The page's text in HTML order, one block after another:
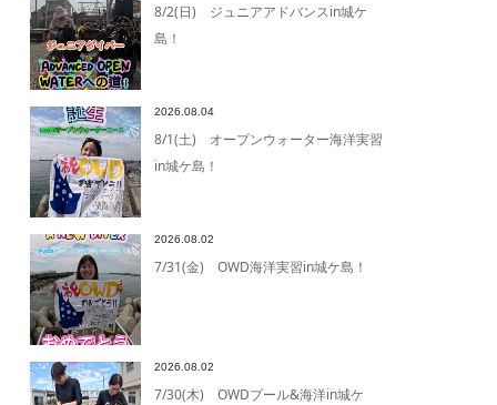
8/2(日) ジュニアアドバンスin城ケ
島！
2026.08.04
8/1(土) オープンウォーター海洋実習
in城ケ島！
2026.08.02
7/31(金) OWD海洋実習in城ケ島！
2026.08.02
7/30(木) OWDプール&海洋in城ケ